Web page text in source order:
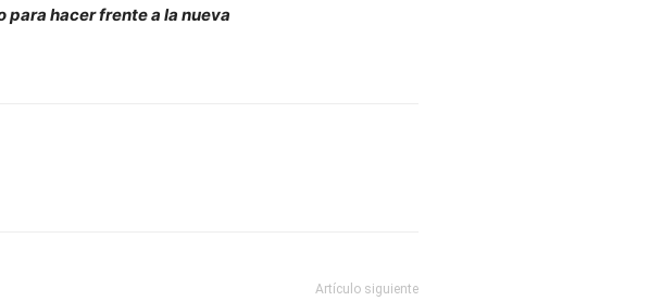
hacer frente a la nueva
Artículo siguiente